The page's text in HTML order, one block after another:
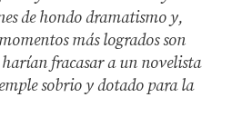
de hondo dramatismo y,
más logrados son
fracasar a un novelista
sobrio y dotado para la